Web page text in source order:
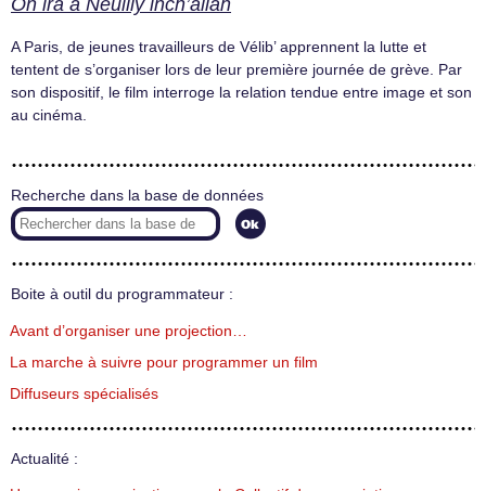
A Paris, de jeunes travailleurs de Vélib’ apprennent la lutte et
tentent de s’organiser lors de leur première journée de grève. Par
son dispositif, le film interroge la relation tendue entre image et son
au cinéma.
Recherche dans la base de données
Boite à outil du programmateur :
Avant d’organiser une projection…
La marche à suivre pour programmer un film
Diffuseurs spécialisés
Actualité :